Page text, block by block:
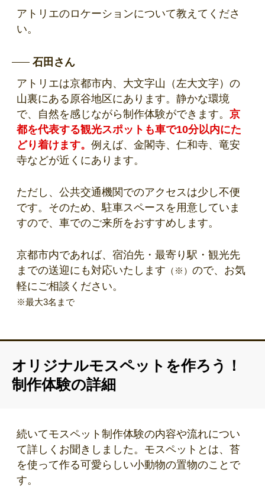
アトリエのロケーションについて教えてくださ
い。
石田さん
アトリエは京都市内、大文字山（左大文字）の
山裏にある原谷地区にあります。静かな環境
で、自然を感じながら制作体験ができます。 京
都を代表する観光スポットも車で10分以内にた
どり着けます。 例えば、金閣寺、仁和寺、竜安
寺などが近くにあります。
ただし、公共交通機関でのアクセスは少し不便
です。そのため、駐車スペースを用意していま
すので、車でのご来所をおすすめします。
京都市内であれば、宿泊先・最寄り駅・観光先
までの送迎にも対応いたします （※） ので、お気
軽にご相談ください。
※最大3名まで
オリジナルモスペットを作ろう！
制作体験の詳細
続いてモスペット制作体験の内容や流れについ
て詳しくお聞きしました。モスペットとは、苔
を使って作る可愛らしい小動物の置物のことで
す。